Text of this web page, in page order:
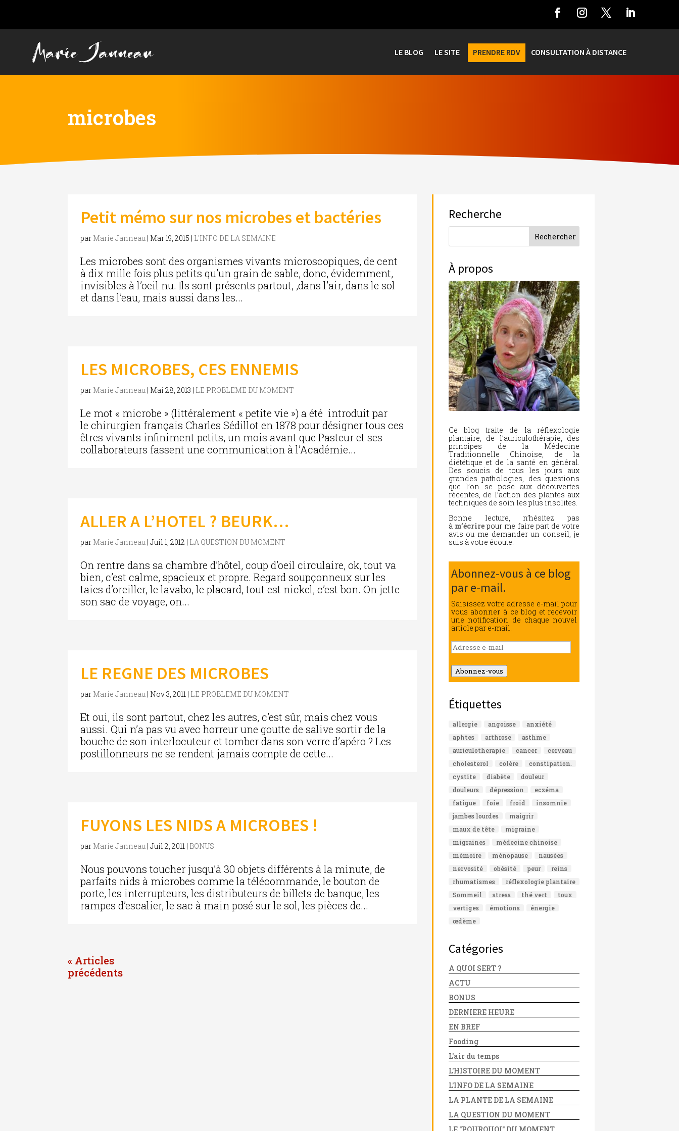
LE BLOG LE SITE PRENDRE RDV CONSULTATION À DISTANCE
microbes
Petit mémo sur nos microbes et bactéries
par Marie Janneau | Mar 19, 2015 | L'INFO DE LA SEMAINE
Les microbes sont des organismes vivants microscopiques, de cent
à dix mille fois plus petits qu’un grain de sable, donc, évidemment,
invisibles à l’oeil nu. Ils sont présents partout, ,dans l’air, dans le sol
et dans l’eau, mais aussi dans les...
LES MICROBES, CES ENNEMIS
par Marie Janneau | Mai 28, 2013 | LE PROBLEME DU MOMENT
Le mot « microbe » (littéralement « petite vie ») a été introduit par
le chirurgien français Charles Sédillot en 1878 pour désigner tous ces
êtres vivants infiniment petits, un mois avant que Pasteur et ses
collaborateurs fassent une communication à l’Académie...
ALLER A L’HOTEL ? BEURK…
par Marie Janneau |Juil 1, 2012 | LA QUESTION DU MOMENT
On rentre dans sa chambre d’hôtel, coup d’oeil circulaire, ok, tout va
bien, c’est calme, spacieux et propre. Regard soupçonneux sur les
taies d’oreiller, le lavabo, le placard, tout est nickel, c’est bon. On jette
son sac de voyage, on...
LE REGNE DES MICROBES
par Marie Janneau | Nov 3, 2011 | LE PROBLEME DU MOMENT
Et oui, ils sont partout, chez les autres, c’est sûr, mais chez vous
aussi. Qui n’a pas vu avec horreur une goutte de salive sortir de la
bouche de son interlocuteur et tomber dans son verre d’apéro ? Les
postillonneurs ne se rendent jamais compte de cette...
FUYONS LES NIDS A MICROBES !
par Marie Janneau |Juil 2, 2011 | BONUS
Nous pouvons toucher jusqu’à 30 objets différents à la minute, de
parfaits nids à microbes comme la télécommande, le bouton de
porte, les interrupteurs, les distributeurs de billets de banque, les
rampes d’escalier, le sac à main posé sur le sol, les pièces de...
« Entrées précédentes
Recherche
À propos
Ce blog traite de la réflexologie
plantaire, de l’auriculothérapie, des
principes de la Médecine
Traditionnelle Chinoise, de la
diététique et de la santé en général.
Des soucis de tous les jours aux
grandes pathologies, des questions
que l’on se pose aux découvertes
récentes, de l’action des plantes aux
techniques de soin les plus insolites.
Bonne lecture, n’hésitez pas
à m’écrire pour me faire part de votre
avis ou me demander un conseil, je
suis à votre écoute.
Abonnez-vous à ce blog
par e-mail.
Saisissez votre adresse e-mail pour
vous abonner à ce blog et recevoir
une notification de chaque nouvel
article par e-mail.
Adresse
e-
mail
Abonnez-vous
Étiquettes
allergie angoisse
anxiété
aphtes
arthrose
asthme
auriculotherapie
cancer
cerveau
cholesterol
colère
constipation.
cystite
diabète
douleur
douleurs
dépression
eczéma
fatigue
foie froid
insomnie
jambes lourdes
maigrir
maux de tête
migraine
migraines
médecine chinoise
mémoire
ménopause
nausées
nervosité
obésité peur
reins
rhumatismes
réflexologie plantaire
Sommeil
stress thé vert
toux
vertiges
émotions
énergie
œdème
Catégories
A QUOI SERT ?
ACTU
BONUS
DERNIERE HEURE
EN BREF
Fooding
L'air du temps
L'HISTOIRE DU MOMENT
L'INFO DE LA SEMAINE
LA PLANTE DE LA SEMAINE
LA QUESTION DU MOMENT